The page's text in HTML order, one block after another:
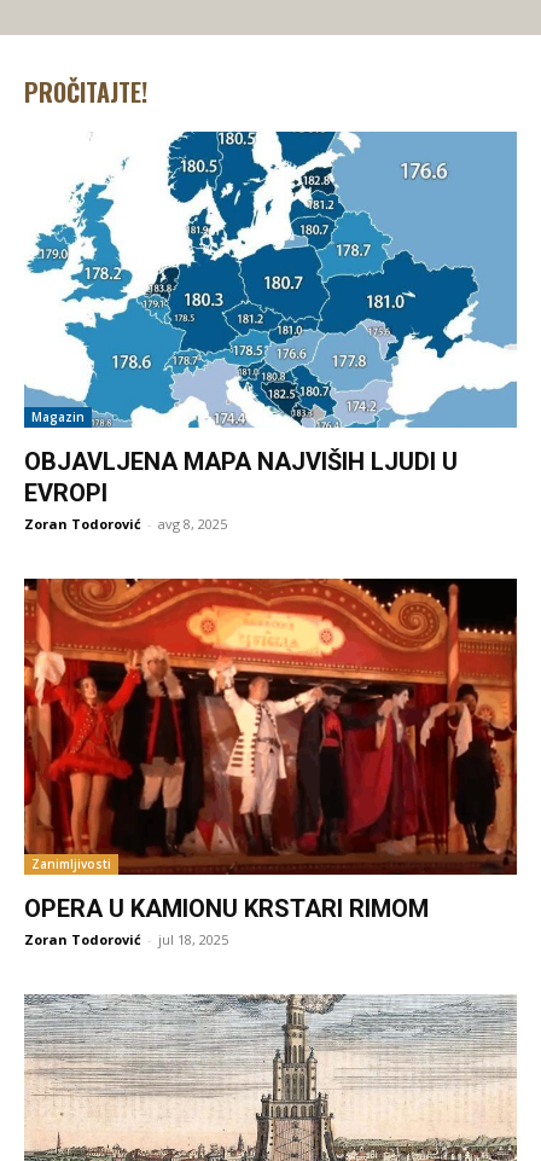
PROČITAJTE!
Magazin
OBJAVLJENA MAPA NAJVIŠIH LJUDI U
EVROPI
Zoran Todorović - avg 8, 2025
Zanimljivosti
OPERA U KAMIONU KRSTARI RIMOM
Zoran Todorović - jul 18, 2025